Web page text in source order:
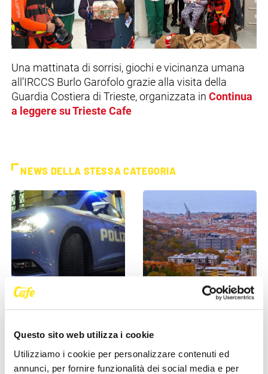
Questo sito web utilizza i cookie
Utilizziamo i cookie per personalizzare contenuti ed
annunci, per fornire funzionalità dei social media e per
Una mattinata di sorrisi, giochi e vicinanza umana
all’IRCCS Burlo Garofolo grazie alla visita della
Guardia Costiera di Trieste, organizzata in Continua
a leggere su Trieste Cafe
NEWS DELLA STESSA CATEGORIA
CRONACA
pressione: “Così rischiamo di
stranieri fanno salire il